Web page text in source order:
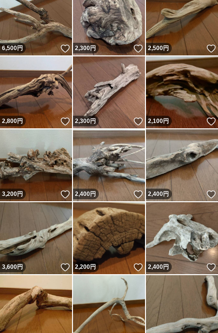
6,500円 いいね！
2,300円 いいね！
2,500円
2,800円 いいね！
2,300円 いいね！
2,100円
3,200円 いいね！
2,400円 いいね！
2,400円
3,600円 いいね！
2,200円 いいね！
2,400円